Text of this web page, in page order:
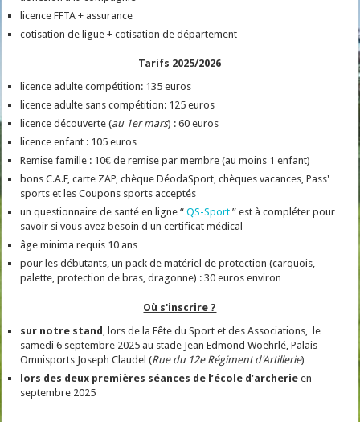
licence FFTA + assurance
cotisation de ligue + cotisation de département
Tarifs 2025/2026
licence adulte compétition: 135 euros
licence adulte sans compétition: 125 euros
licence découverte (au 1er mars) : 60 euros
licence enfant : 105 euros
Remise famille : 10€ de remise par membre (au moins 1 enfant)
bons C.A.F, carte ZAP, chèque DéodaSport, chèques vacances, Pass'
sports et les Coupons sports acceptés
un questionnaire de santé en ligne “QS-Sport ” est à compléter pour
savoir si vous avez besoin d'un certificat médical
âge minima requis 10 ans
pour les débutants, un pack de matériel de protection (carquois,
palette, protection de bras, dragonne) : 30 euros environ
Où s'inscrire ?
sur notre stand , lors de la Fête du Sport et des Associations, le
samedi 6 septembre 2025 au stade Jean Edmond Woehrlé, Palais
Omnisports Joseph Claudel (Rue du 12e Régiment d'Artillerie)
lors des deux premières séances de l’école d’archerieen
septembre 2025